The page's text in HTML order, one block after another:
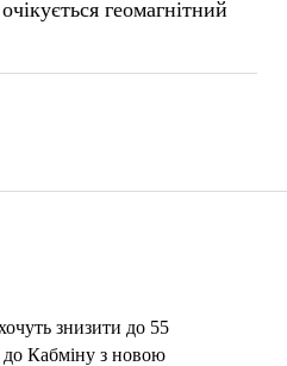
знизити до 55
до Кабміну з новою
геомагнітний